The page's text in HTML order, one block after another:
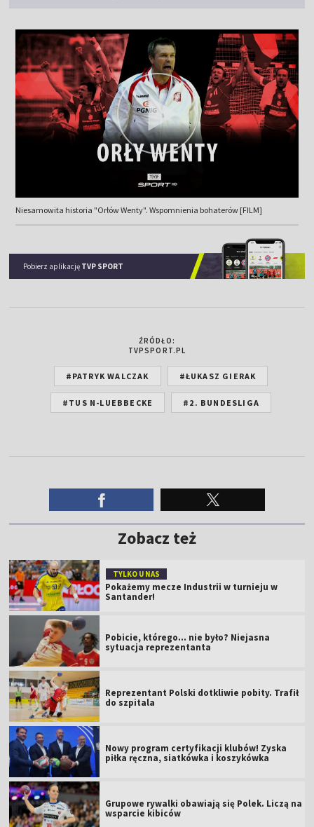
Niesamowita historia "Orłów Wenty". Wspomnienia bohaterów [FILM]
Pobierz aplikację TVP SPORT
ŹRÓDŁO:
TVPSPORT.PL
#PATRYK WALCZAK #ŁUKASZ GIERAK
#TUS N-LUEBBECKE #2. BUNDESLIGA
Zobacz też
TYLKO U NAS
Pokażemy mecze Industrii w turnieju w
Santander!
Pobicie, którego... nie było? Niejasna
sytuacja reprezentanta
Reprezentant Polski dotkliwie pobity. Trafił
do szpitala
Nowy program certyfikacji klubów! Zyska
piłka ręczna, siatkówka i koszykówka
Grupowe rywalki obawiają się Polek. Liczą na
wsparcie kibiców